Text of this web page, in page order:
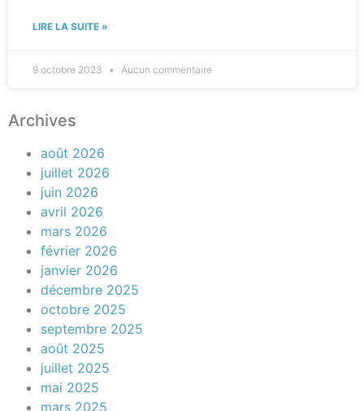
LIRE LA SUITE »
9 octobre 2023 Aucun commentaire
Archives
août 2026
juillet 2026
juin 2026
avril 2026
mars 2026
février 2026
janvier 2026
décembre 2025
octobre 2025
septembre 2025
août 2025
juillet 2025
mai 2025
mars 2025